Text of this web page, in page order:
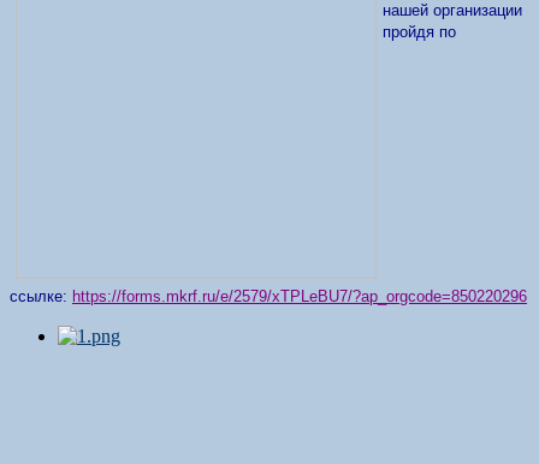
нашей организации
пройдя по
ссылке: https://forms.mkrf.ru/e/2579/xTPLeBU7/?ap_orgcode=850220296